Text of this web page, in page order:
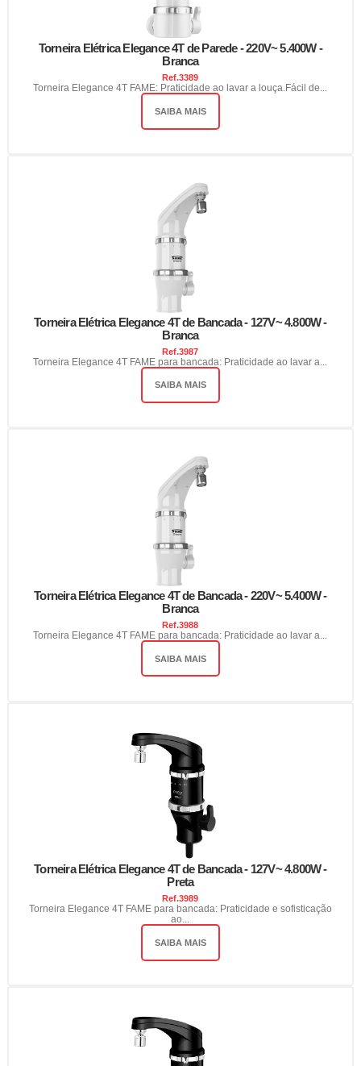
Torneira Elétrica Elegance 4T de Parede - 220V~ 5.400W -
Branca
Ref.3389
Torneira Elegance 4T FAME: Praticidade ao lavar a louça.Fácil de...
SAIBA MAIS
Torneira Elétrica Elegance 4T de Bancada - 127V~ 4.800W -
Branca
Ref.3987
Torneira Elegance 4T FAME para bancada: Praticidade ao lavar a...
SAIBA MAIS
Torneira Elétrica Elegance 4T de Bancada - 220V~ 5.400W -
Branca
Ref.3988
Torneira Elegance 4T FAME para bancada: Praticidade ao lavar a...
SAIBA MAIS
Torneira Elétrica Elegance 4T de Bancada - 127V~ 4.800W -
Preta
Ref.3989
Torneira Elegance 4T FAME para bancada: Praticidade e sofisticação
ao...
SAIBA MAIS